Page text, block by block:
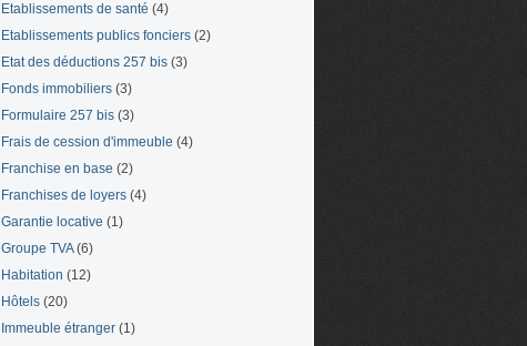
Etablissements de santé (4)
Etablissements publics fonciers (2)
Etat des déductions 257 bis (3)
Fonds immobiliers (3)
Formulaire 257 bis (3)
Frais de cession d'immeuble (4)
Franchise en base (2)
Franchises de loyers (4)
Garantie locative (1)
Groupe TVA(6)
Habitation (12)
Hôtels (20)
Immeuble étranger (1)